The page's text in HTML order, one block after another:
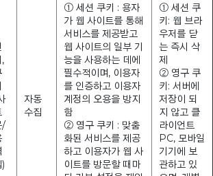
/
자동
수집
① 세션 쿠키 : 용자
가 웹 사이트를 통해
서비스를 제공받고
웹 사이트의 일부 기
능을 사용하는 데에
필수적이며, 이용자
를 인증하고 이용자
계정의 오용을 방지
함
② 영구 쿠키 : 맞춤
화된 서비스를 제공
하고 이용자가 웹 사
이트를 방문할 때마
① 세션 쿠
키: 웹 브라
우저를 닫
는 즉시 삭
제
② 영구 쿠
키: 서버에
저장이 되
지 않고 클
라이언트
PC, 모바일
기기에 보
관하고 있